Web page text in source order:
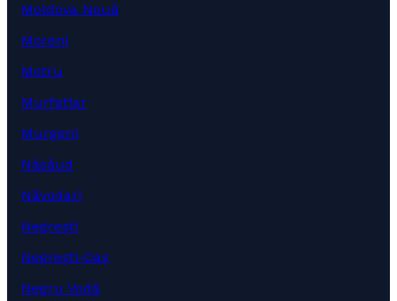
Moldova Nouă
Moreni
Motru
Murfatlar
Murgeni
Năsăud
Năvodari
Negrești
Negrești-Oaș
Negru Vodă